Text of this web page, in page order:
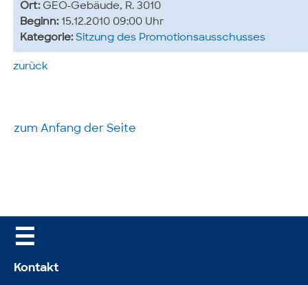
Ort: GEO-Gebäude, R. 3010
Beginn: 15.12.2010 09:00 Uhr
Kategorie: Sitzung des Promotionsausschusses
zurück
zum Anfang der Seite
☰
Kontakt